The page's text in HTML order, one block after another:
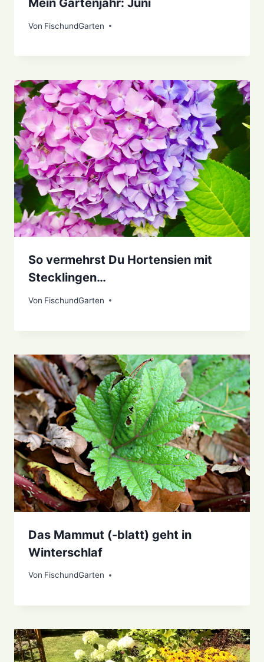
Mein Gartenjahr: Juni
Von FischundGarten
17. Juli 2021
So vermehrst Du Hortensien mit
Stecklingen…
Von FischundGarten
19. Oktober 2020
Das Mammut (-blatt) geht in
Winterschlaf
Von FischundGarten
4. Dezember 2020